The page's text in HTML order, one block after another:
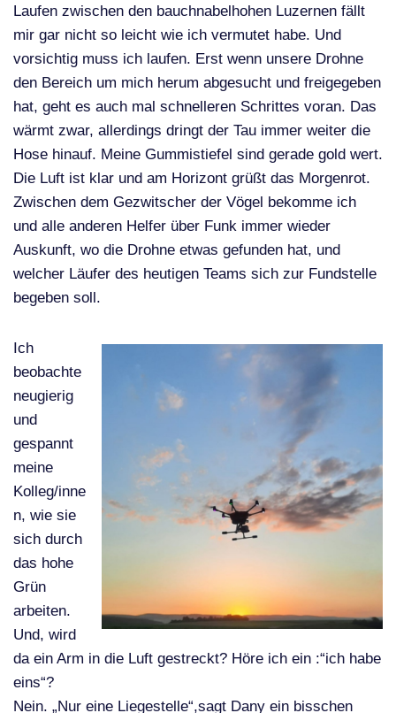
Laufen zwischen den bauchnabelhohen Luzernen fällt
mir gar nicht so leicht wie ich vermutet habe. Und
vorsichtig muss ich laufen. Erst wenn unsere Drohne
den Bereich um mich herum abgesucht und freigegeben
hat, geht es auch mal schnelleren Schrittes voran. Das
wärmt zwar, allerdings dringt der Tau immer weiter die
Hose hinauf. Meine Gummistiefel sind gerade gold wert.
Die Luft ist klar und am Horizont grüßt das Morgenrot.
Zwischen dem Gezwitscher der Vögel bekomme ich
und alle anderen Helfer über Funk immer wieder
Auskunft, wo die Drohne etwas gefunden hat, und
welcher Läufer des heutigen Teams sich zur Fundstelle
begeben soll.
Ich
beobachte
neugierig
und
gespannt
meine
Kolleg/inne
n, wie sie
sich durch
das hohe
Grün
arbeiten.
Und, wird
da ein Arm in die Luft gestreckt? Höre ich ein :“ich habe
eins“?
Nein. „Nur eine Liegestelle“,sagt Dany ein bisschen